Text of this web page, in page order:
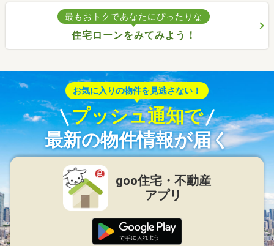
最もおトクであなたにぴったりな
住宅ローンをみてみよう！
お気に入りの物件を見逃さない！
プッシュ通知で
最新の物件情報が届く
goo住宅・不動産
アプリ